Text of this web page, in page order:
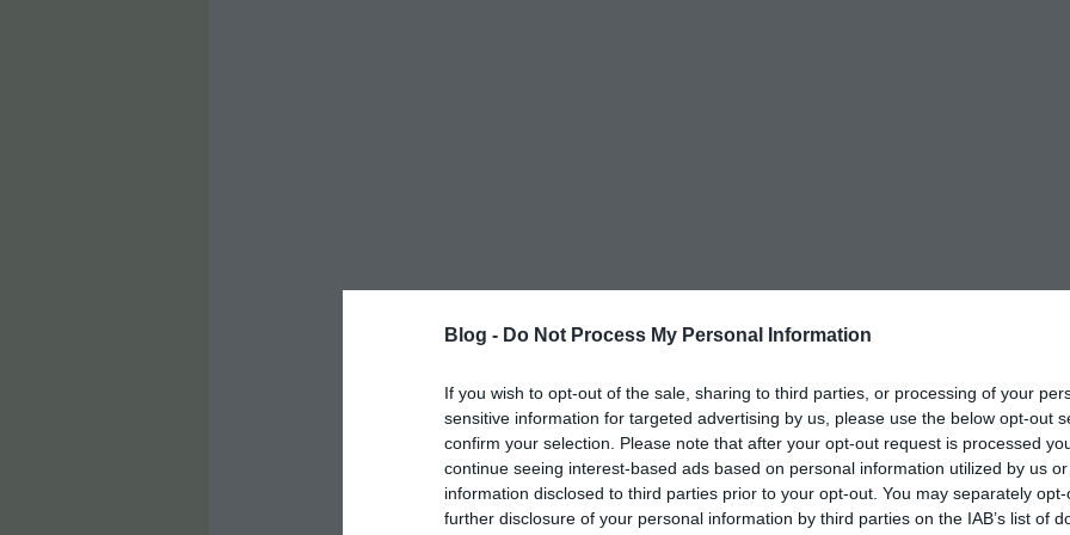
Blog - Do Not Process My Personal Information
If you wish to opt-out of the sale, sharing to third parties, or processing of your
sensitive information for targeted advertising by us, please use the below opt-out
confirm your selection. Please note that after your opt-out request is processed
continue seeing interest-based ads based on personal information utilized by us
information disclosed to third parties prior to your opt-out. You may separately
further disclosure of your personal information by third parties on the IAB’s list of